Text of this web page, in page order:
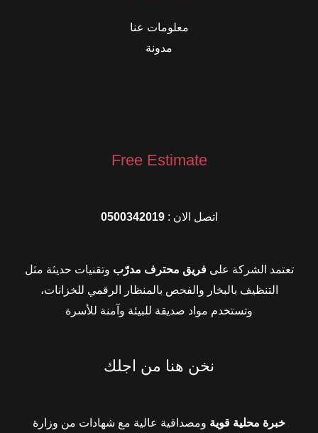
معلومات عنا
مدونة
Free Estimate
اتصل الان :0500342019
تعتمد الشركة علىفريق محترف مدرّب وتقنيات حديثة مثل
التنظيف بالبخار والفحص بالمنظار الرقمي للخزانات،
وتستخدم مواد صديقة للبيئة وآمنة للأسرة
نخن هنا من اجلك
خبرة محلية قوية ومصداقية عالية مع شهادات من وزارة